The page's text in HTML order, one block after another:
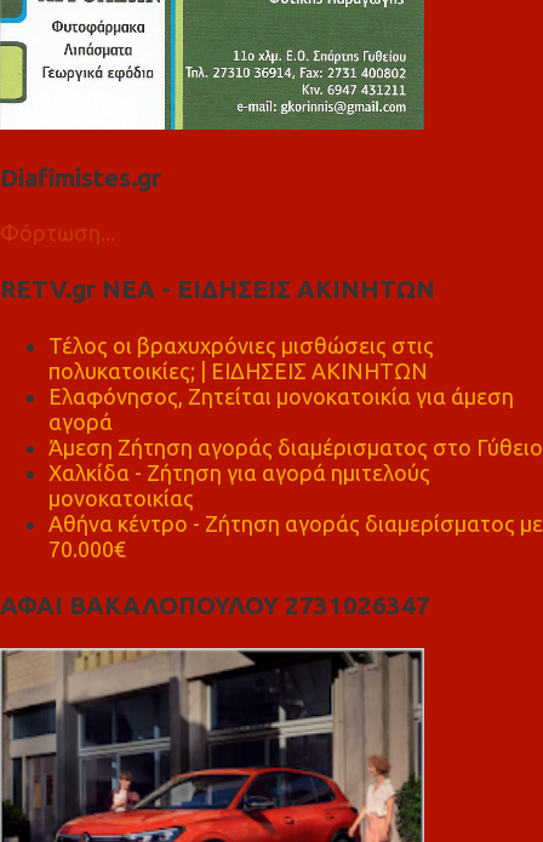
Diafimistes.gr
Φόρτωση...
RETV.gr ΝΕΑ - ΕΙΔΗΣΕΙΣ ΑΚΙΝΗΤΩΝ
Τέλος οι βραχυχρόνιες μισθώσεις στις
πολυκατοικίες; | ΕΙΔΗΣΕΙΣ ΑΚΙΝΗΤΩΝ
Ελαφόνησος, Ζητείται μονοκατοικία για άμεση
αγορά
Άμεση Ζήτηση αγοράς διαμέρισματος στο Γύθειο
Χαλκίδα - Ζήτηση για αγορά ημιτελούς
μονοκατοικίας
Αθήνα κέντρο - Ζήτηση αγοράς διαμερίσματος με
70.000€
ΑΦΑΙ ΒΑΚΑΛΟΠΟΥΛΟΥ 2731026347